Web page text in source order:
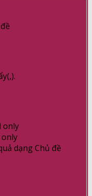
only
dạng Chủ đề